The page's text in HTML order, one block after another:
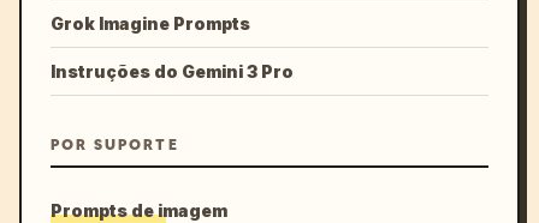
Grok Imagine Prompts
Instruções do Gemini 3 Pro
POR SUPORTE
Prompts de imagem